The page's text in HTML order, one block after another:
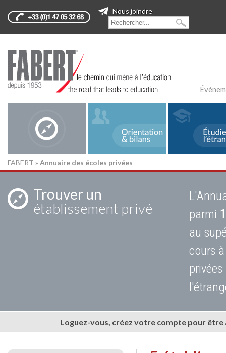
Nous joindre
FABERT » Annuaire des écoles privées
Trouver un
établissement privé
parmi
au
cours
Loguez-vous, créez votre compte pour